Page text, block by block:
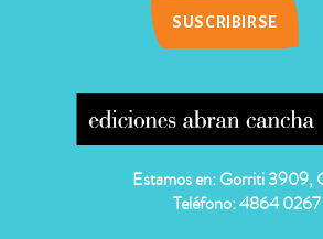
Estamos en: Gorriti 3909,
Teléfono: 4864 0267